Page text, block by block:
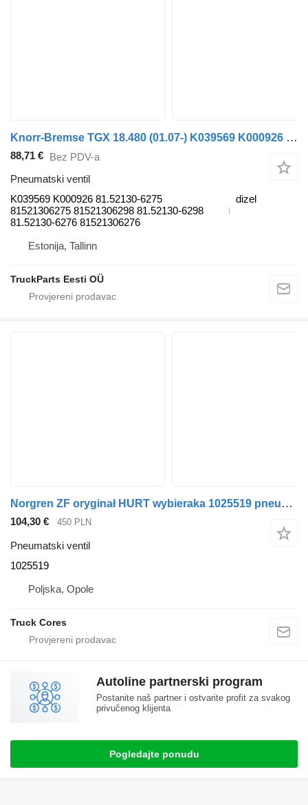
Knorr-Bremse TGX 18.480 (01.07-) K039569 K000926 pneumatski ventil za MAN TGL, TGM, TGS, TGX (2005-2021) kamiona
88,71 € Bez PDV-a
Pneumatski ventil
K039569 K000926 81.52130-6275
81521306275 81521306298 81.52130-6298
81.52130-6276 81521306276
dizel
Estonija, Tallinn
TruckParts Eesti OÜ
Norgren ZF oryginał HURT wybieraka 1025519 pneumatski ventil za MAN TGA TGX TGL kamiona
104,30 € 450 PLN
Pneumatski ventil
1025519
Poljska, Opole
Truck Cores
Autoline partnerski program
Postanite naš partner i ostvarite profit za svakog
privučenog klijenta
Pogledajte ponudu